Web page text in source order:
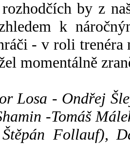
by z
k
- v roli
momentálně
Losa - Ondřej
-Tomáš
Štěpán Follauf),